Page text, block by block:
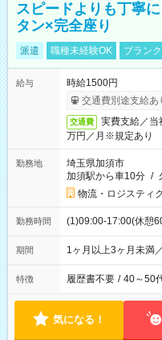
スピードよりも丁寧
タン×完全座り
派遣 職種未経験OK ブラン
給与
時給1500円
交通費別途支給あ
交通費
実費支給／当
万円／月※規定あり
勤務地
埼玉県加須市
加須駅から車10分 /
物流・ロジスティ
勤務時間 (1)09:00-17:00(休憩
期間 1ヶ月以上3ヶ月未満
特徴 履歴書不要 / 40～50
気になる！